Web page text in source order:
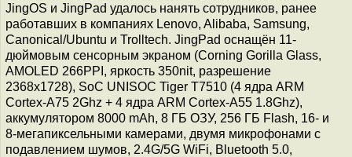
JingOS и JingPad удалось нанять сотрудников, ранее
работавших в компаниях Lenovo, Alibaba, Samsung,
Canonical/Ubuntu и Trolltech. JingPad оснащён 11-
дюймовым сенсорным экраном (Corning Gorilla Glass,
AMOLED 266PPI, яркость 350nit, разрешение
2368x1728), SoC UNISOC Tiger T7510 (4 ядра ARM
Cortex-A75 2Ghz + 4 ядра ARM Cortex-A55 1.8Ghz),
аккумулятором 8000 mAh, 8 ГБ ОЗУ, 256 ГБ Flash, 16- и
8-мегапиксельными камерами, двумя микрофонами с
подавлением шумов, 2.4G/5G WiFi, Bluetooth 5.0,